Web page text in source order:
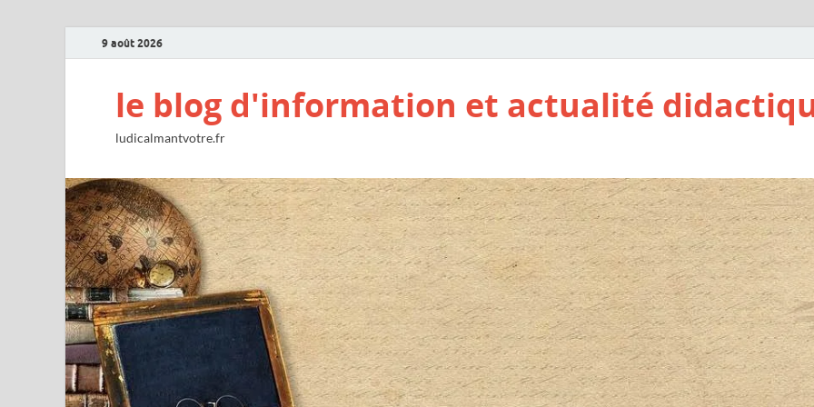
9 août 2026
le blog d'information et actualité
ludicalmantvotre.fr